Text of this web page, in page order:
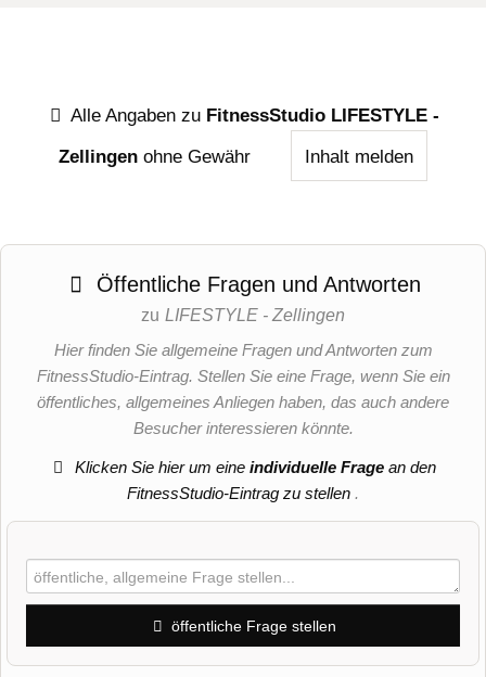
Alle Angaben zu FitnessStudio LIFESTYLE -
Zellingen ohne Gewähr Inhalt melden
Öffentliche Fragen und Antworten
zu LIFESTYLE - Zellingen
Hier finden Sie allgemeine Fragen und Antworten zum
FitnessStudio-Eintrag. Stellen Sie eine Frage, wenn Sie ein
öffentliches, allgemeines Anliegen haben, das auch andere
Besucher interessieren könnte.
Klicken Sie hier um eineindividuelle Frage an den
FitnessStudio-Eintrag zu stellen .
öffentliche Frage stellen